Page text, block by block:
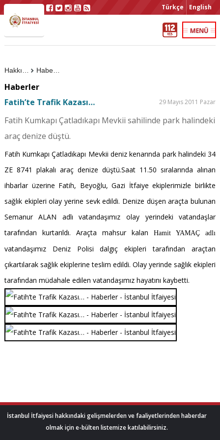
Türkçe English
Haberler
Haberler
Fatih’te Trafik Kazası…
29 Mayıs 2011 Pazar
Fatih Kumkapı Çatladıkapı Mevkii sahilinde park halindeki
araç denize düştü.
Fatih Kumkapı Çatladıkapı Mevkii deniz kenarında park halindeki 34
ZE 8741 plakalı araç denize düştü.Saat 11.50 sıralarında alınan
ihbarlar üzerine Fatih, Beyoğlu, Gazi İtfaiye ekiplerimizle birlikte
sağlık ekipleri olay yerine sevk edildi. Denize düşen araçta bulunan
Semanur ALAN adlı vatandaşımız olay yerindeki vatandaşlar
tarafından kurtarıldı. Araçta mahsur kalan Hamit YAMAÇ adlı
vatandaşımız Deniz Polisi dalgıç ekipleri tarafından araçtan
çıkartılarak sağlık ekiplerine teslim edildi. Olay yerinde sağlık ekipleri
tarafından müdahale edilen vatandaşımız hayatını kaybetti.
İstanbul İtfaiyesi hakkındaki gelişmelerden ve faaliyetlerinden haberdar
olmak için e-bülten listemize katılabilirsiniz.